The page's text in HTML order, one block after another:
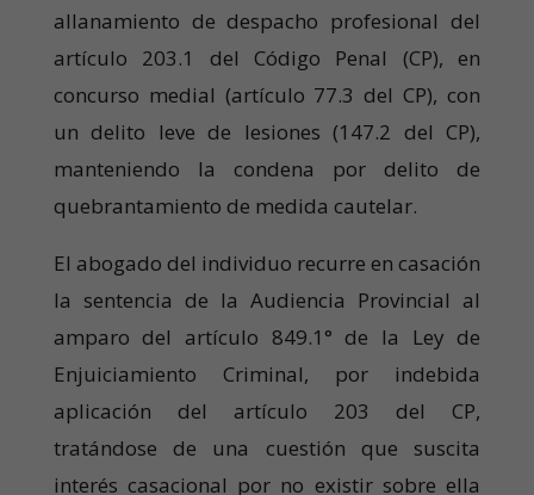
allanamiento de despacho profesional del
artículo 203.1 del Código Penal (CP), en
concurso medial (artículo 77.3 del CP), con
un delito leve de lesiones (147.2 del CP),
manteniendo la condena por delito de
quebrantamiento de medida cautelar.
El abogado del individuo recurre en casación
la sentencia de la Audiencia Provincial al
amparo del artículo 849.1° de la Ley de
Enjuiciamiento Criminal, por indebida
aplicación del artículo 203 del CP,
tratándose de una cuestión que suscita
interés casacional por no existir sobre ella